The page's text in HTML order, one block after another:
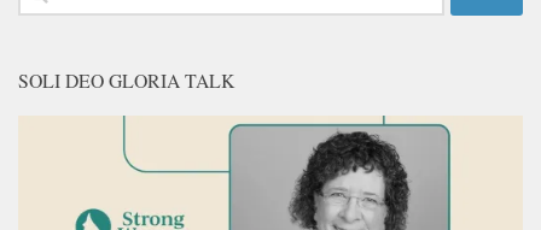
nach:
SOLI DEO GLORIA TALK